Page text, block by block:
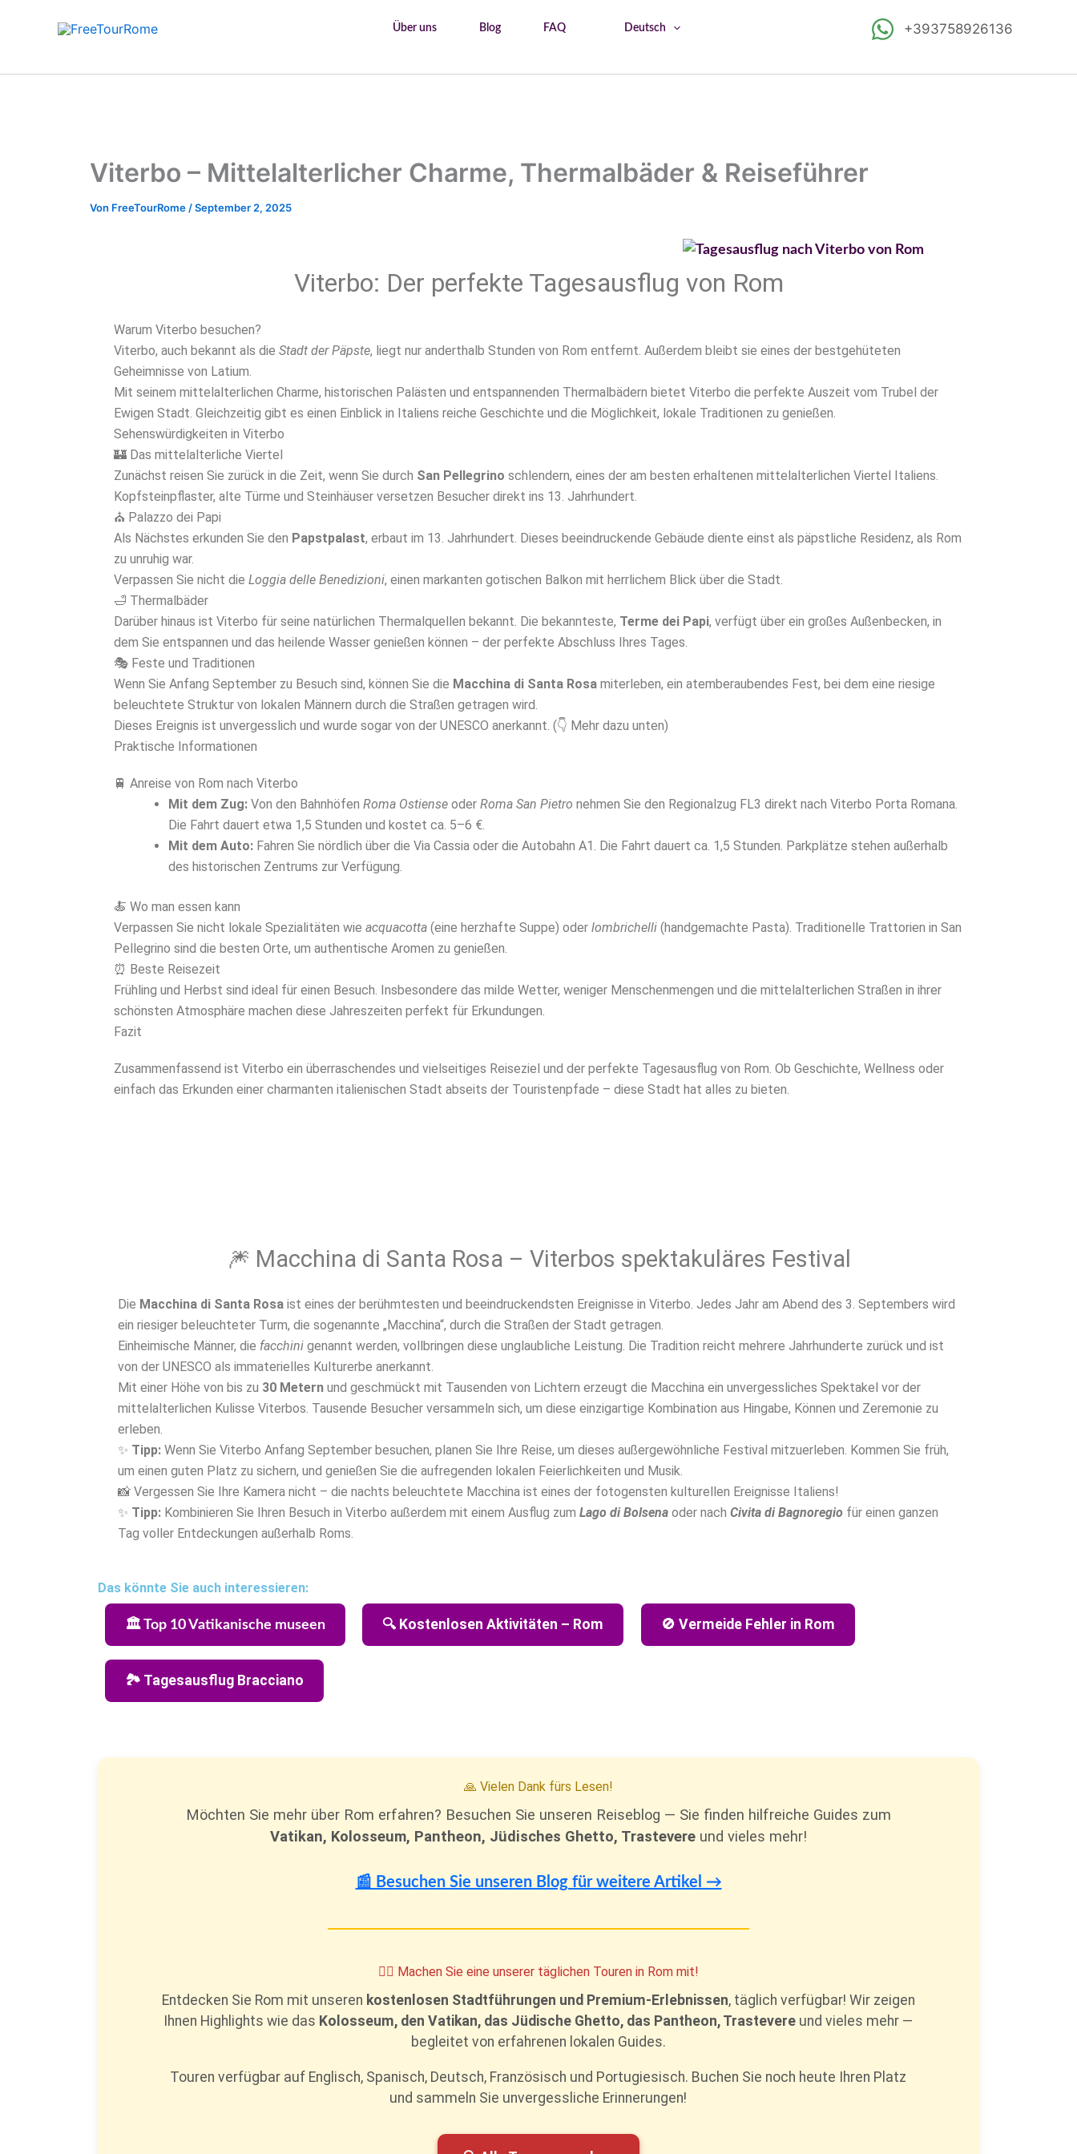
Über uns Blog FAQ Deutsch +393758926136
Viterbo – Mittelalterlicher Charme, Thermalbäder & Reiseführer
Von FreeTourRome /September 2, 2025
Viterbo: Der perfekte Tagesausflug von Rom
Warum Viterbo besuchen?
Viterbo, auch bekannt als die Stadt der Päpste, liegt nur anderthalb Stunden von Rom entfernt. Außerdem bleibt sie eines der bestgehüteten
Geheimnisse von Latium.
Mit seinem mittelalterlichen Charme, historischen Palästen und entspannenden Thermalbädern bietet Viterbo die perfekte Auszeit vom Trubel der
Ewigen Stadt. Gleichzeitig gibt es einen Einblick in Italiens reiche Geschichte und die Möglichkeit, lokale Traditionen zu genießen.
Sehenswürdigkeiten in Viterbo
🏰 Das mittelalterliche Viertel
Zunächst reisen Sie zurück in die Zeit, wenn Sie durch San Pellegrino schlendern, eines der am besten erhaltenen mittelalterlichen Viertel Italiens.
Kopfsteinpflaster, alte Türme und Steinhäuser versetzen Besucher direkt ins 13. Jahrhundert.
⛪ Palazzo dei Papi
Als Nächstes erkunden Sie den Papstpalast, erbaut im 13. Jahrhundert. Dieses beeindruckende Gebäude diente einst als päpstliche Residenz, als Rom
zu unruhig war.
Verpassen Sie nicht die Loggia delle Benedizioni, einen markanten gotischen Balkon mit herrlichem Blick über die Stadt.
🛁 Thermalbäder
Darüber hinaus ist Viterbo für seine natürlichen Thermalquellen bekannt. Die bekannteste, Terme dei Papi, verfügt über ein großes Außenbecken, in
dem Sie entspannen und das heilende Wasser genießen können – der perfekte Abschluss Ihres Tages.
🎭 Feste und Traditionen
Wenn Sie Anfang September zu Besuch sind, können Sie die Macchina di Santa Rosa miterleben, ein atemberaubendes Fest, bei dem eine riesige
beleuchtete Struktur von lokalen Männern durch die Straßen getragen wird.
Dieses Ereignis ist unvergesslich und wurde sogar von der UNESCO anerkannt. (👇 Mehr dazu unten)
Praktische Informationen
🚆 Anreise von Rom nach Viterbo
Mit dem Zug: Von den Bahnhöfen Roma Ostiense oder Roma San Pietro nehmen Sie den Regionalzug FL3 direkt nach Viterbo Porta Romana.
Die Fahrt dauert etwa 1,5 Stunden und kostet ca. 5–6 €.
Mit dem Auto: Fahren Sie nördlich über die Via Cassia oder die Autobahn A1. Die Fahrt dauert ca. 1,5 Stunden. Parkplätze stehen außerhalb
des historischen Zentrums zur Verfügung.
🍝 Wo man essen kann
Verpassen Sie nicht lokale Spezialitäten wie acquacotta (eine herzhafte Suppe) oder lombrichelli (handgemachte Pasta). Traditionelle Trattorien in San
Pellegrino sind die besten Orte, um authentische Aromen zu genießen.
⏰ Beste Reisezeit
Frühling und Herbst sind ideal für einen Besuch. Insbesondere das milde Wetter, weniger Menschenmengen und die mittelalterlichen Straßen in ihrer
schönsten Atmosphäre machen diese Jahreszeiten perfekt für Erkundungen.
Fazit
Zusammenfassend ist Viterbo ein überraschendes und vielseitiges Reiseziel und der perfekte Tagesausflug von Rom. Ob Geschichte, Wellness oder
einfach das Erkunden einer charmanten italienischen Stadt abseits der Touristenpfade – diese Stadt hat alles zu bieten.
🎆 Macchina di Santa Rosa – Viterbos spektakuläres Festival
Die Macchina di Santa Rosa ist eines der berühmtesten und beeindruckendsten Ereignisse in Viterbo. Jedes Jahr am Abend des 3. Septembers wird
ein riesiger beleuchteter Turm, die sogenannte „Macchina“, durch die Straßen der Stadt getragen.
Einheimische Männer, die facchini genannt werden, vollbringen diese unglaubliche Leistung. Die Tradition reicht mehrere Jahrhunderte zurück und ist
von der UNESCO als immaterielles Kulturerbe anerkannt.
Mit einer Höhe von bis zu 30 Metern und geschmückt mit Tausenden von Lichtern erzeugt die Macchina ein unvergessliches Spektakel vor der
mittelalterlichen Kulisse Viterbos. Tausende Besucher versammeln sich, um diese einzigartige Kombination aus Hingabe, Können und Zeremonie zu
erleben.
✨ Tipp: Wenn Sie Viterbo Anfang September besuchen, planen Sie Ihre Reise, um dieses außergewöhnliche Festival mitzuerleben. Kommen Sie früh,
um einen guten Platz zu sichern, und genießen Sie die aufregenden lokalen Feierlichkeiten und Musik.
📸 Vergessen Sie Ihre Kamera nicht – die nachts beleuchtete Macchina ist eines der fotogensten kulturellen Ereignisse Italiens!
✨ Tipp: Kombinieren Sie Ihren Besuch in Viterbo außerdem mit einem Ausflug zum Lago di Bolsena oder nach Civita di Bagnoregio für einen ganzen
Tag voller Entdeckungen außerhalb Roms.
Das könnte Sie auch interessieren:
🏛️ Top 10 Vatikanische museen 🔍 Kostenlosen Aktivitäten – Rom 🚫 Vermeide Fehler in Rom
🏞️ Tagesausflug Bracciano
🙏 Vielen Dank fürs Lesen!
Möchten Sie mehr über Rom erfahren? Besuchen Sie unseren Reiseblog — Sie finden hilfreiche Guides zum
Vatikan, Kolosseum, Pantheon, Jüdisches Ghetto, Trastevereund vieles mehr!
📰 Besuchen Sie unseren Blog für weitere Artikel →
🚶‍♂️ Machen Sie eine unserer täglichen Touren in Rom mit!
Entdecken Sie Rom mit unseren kostenlosen Stadtführungen und Premium-Erlebnissen, täglich verfügbar! Wir zeigen
Ihnen Highlights wie das Kolosseum, den Vatikan, das Jüdische Ghetto, das Pantheon, Trastevere und vieles mehr —
begleitet von erfahrenen lokalen Guides.
Touren verfügbar auf Englisch, Spanisch, Deutsch, Französisch und Portugiesisch. Buchen Sie noch heute Ihren Platz
und sammeln Sie unvergessliche Erinnerungen!